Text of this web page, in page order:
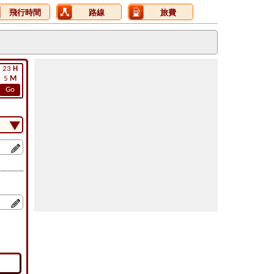
飛行時間 路線 旅費
23 H
5 M
Go